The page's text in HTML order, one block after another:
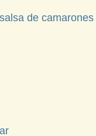
de camarones